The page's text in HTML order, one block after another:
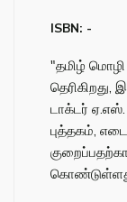
ISBN: -
"தமிழ்
டாக்டர் ஏ.எஸ்.
புத்தகம்,